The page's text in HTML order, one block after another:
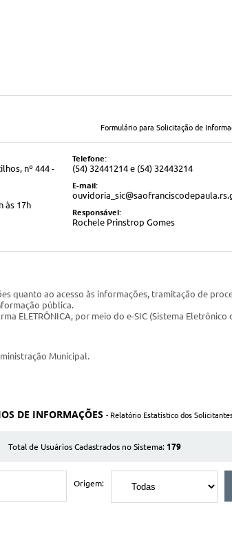
Formulário para Solicitação de
nº 444 -
às 17h
Telefone:
(54) 32441214 e (54) 32443214
E-mail:
Responsável:
Rochele Prinstrop Gomes
quanto ao acesso às informações, tramitação de
pública.
ELETRÔNICA, por meio do e-SIC (Sistema Eletrônico
Municipal.
DE INFORMAÇÕES - Relatório Estatístico dos
Total de Usuários Cadastrados no Sistema: 179
Origem: